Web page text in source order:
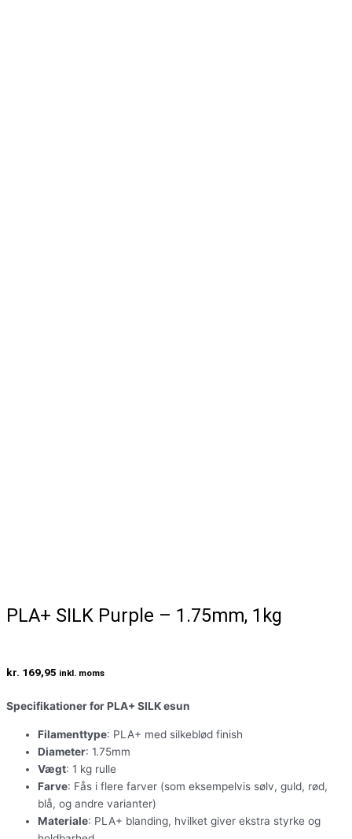
PLA+ SILK Purple – 1.75mm, 1kg
kr. 169,95 inkl. moms
Specifikationer for PLA+ SILK esun
Filamenttype: PLA+ med silkeblød finish
Diameter: 1.75mm
Vægt: 1 kg rulle
Farve: Fås i flere farver (som eksempelvis sølv, guld, rød,
blå, og andre varianter)
Materiale: PLA+ blanding, hvilket giver ekstra styrke og